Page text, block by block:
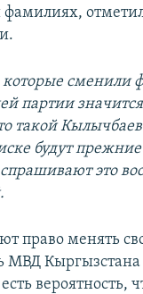
сменили
партии
такой
будут
это
право менять
МВД
вероятность,